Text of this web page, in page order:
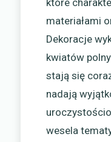
które
materiałami
Dekoracje
kwiatów
stają się
nadają
wesela